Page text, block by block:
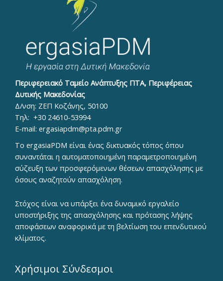
Περιφερειακό Ταμείο Ανάπτυξης ΠΤΑ, Περιφέρειας
Δυτικής Μακεδονίας
Δ/νση: ΖΕΠ Κοζάνης, 50100
Τηλ: +30 24610-53994
E-mail: ergasiapdm@pta.pdm.gr
To ergasiaPDM είναι ένας δικτυακός τόπος όπου
συναντάται η αυτοματοποιημένη παραμετροποιημένη
σύζευξη των προσφερόμενων θέσεων απασχόλησης με
όσους αναζητούν απασχόληση.
Στόχος είναι να υπάρξει ένα δυναμικό εργαλείο
υποστήριξης της απασχόλησης και πρότασης λήψης
αποφάσεων αναφορικά με τη βελτίωση του επενδυτικού
κλίματος.
Χρήσιμοι Σύνδεσμοι